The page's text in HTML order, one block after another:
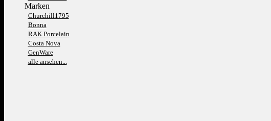
Marken
Churchill1795
Bonna
RAK Porcelain
Costa Nova
GenWare
alle ansehen...